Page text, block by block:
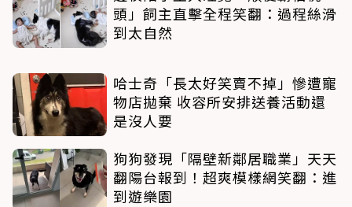
頭」飼主直擊全程笑翻：過程絲滑
到太自然
哈士奇「長太好笑賣不掉」慘遭寵
物店拋棄 收容所安排送養活動還
是沒人要
狗狗發現「隔壁新鄰居職業」天天
翻陽台報到！超爽模樣網笑翻：進
到遊樂園